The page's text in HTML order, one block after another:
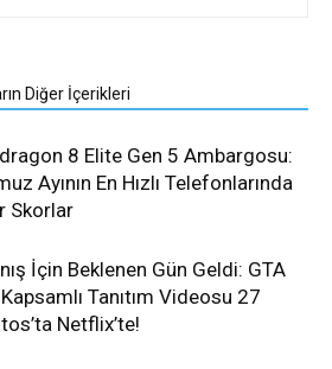
Diğer İçerikleri
8 Elite Gen 5 Ambargosu:
Ayının En Hızlı Telefonlarında
Skorlar
İçin Beklenen Gün Geldi: GTA
Kapsamlı Tanıtım Videosu 27
Netflix’te!